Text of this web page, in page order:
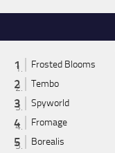
Frosted Blooms
Tembo
Spyworld
Fromage
Borealis